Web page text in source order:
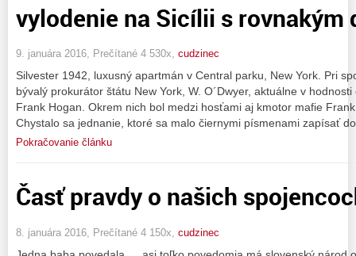
vylodenie na Sicílii s rovnakým
9. januára 2016, Prečítané 4 530x, cudzinec
Silvester 1942, luxusný apartmán v Central parku, New York. Pri
bývalý prokurátor štátu New York, W. O´Dwyer, aktuálne v
Frank Hogan. Okrem nich bol medzi hosťami aj kmotor mafie
Chystalo sa jednanie, ktoré sa malo čiernymi písmenami zapísať
Pokračovanie článku
Časť pravdy o našich
8. januára 2016, Prečítané 4 150x, cudzinec